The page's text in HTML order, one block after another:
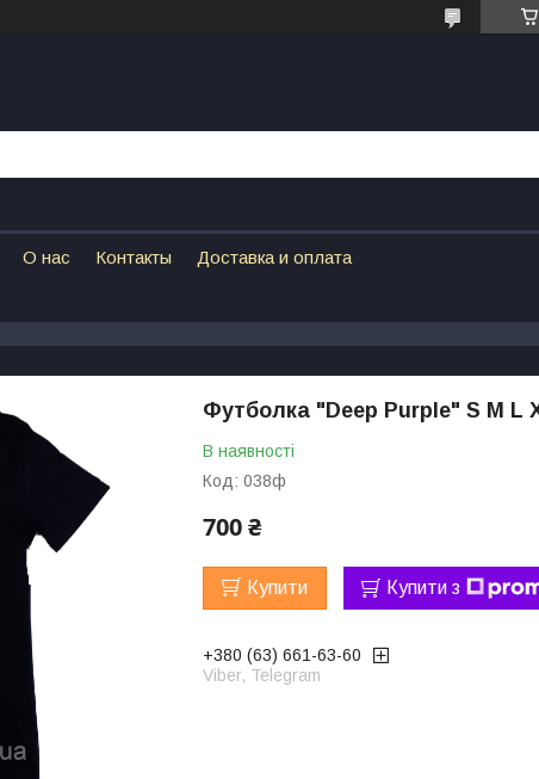
О нас Контакты Доставка и оплата
Футболка "Deep Purple" S M L
В наявності
Код: 038ф
700 ₴
Купити Купити з
+380 (63) 661-63-60
Viber, Telegram